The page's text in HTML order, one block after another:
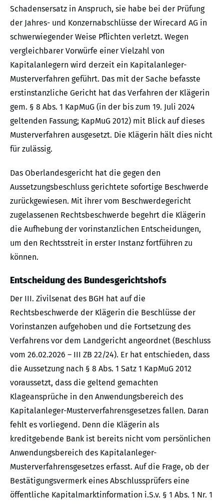
Schadensersatz in Anspruch, sie habe bei der Prüfung
der Jahres- und Konzernabschlüsse der Wirecard AG in
schwerwiegender Weise Pflichten verletzt. Wegen
vergleichbarer Vorwürfe einer Vielzahl von
Kapitalanlegern wird derzeit ein Kapitalanleger-
Musterverfahren geführt. Das mit der Sache befasste
erstinstanzliche Gericht hat das Verfahren der Klägerin
gem. § 8 Abs. 1 KapMuG (in der bis zum 19. Juli 2024
geltenden Fassung; KapMuG 2012) mit Blick auf dieses
Musterverfahren ausgesetzt. Die Klägerin hält dies nicht
für zulässig.
Das Oberlandesgericht hat die gegen den
Aussetzungsbeschluss gerichtete sofortige Beschwerde
zurückgewiesen. Mit ihrer vom Beschwerdegericht
zugelassenen Rechtsbeschwerde begehrt die Klägerin
die Aufhebung der vorinstanzlichen Entscheidungen,
um den Rechtsstreit in erster Instanz fortführen zu
können.
Entscheidung des Bundesgerichtshofs
Der III. Zivilsenat des BGH hat auf die
Rechtsbeschwerde der Klägerin die Beschlüsse der
Vorinstanzen aufgehoben und die Fortsetzung des
Verfahrens vor dem Landgericht angeordnet (Beschluss
vom 26.02.2026 – III ZB 22/24). Er hat entschieden, dass
die Aussetzung nach § 8 Abs. 1 Satz 1 KapMuG 2012
voraussetzt, dass die geltend gemachten
Klageansprüche in den Anwendungsbereich des
Kapitalanleger-Musterverfahrensgesetzes fallen. Daran
fehlt es vorliegend. Denn die Klägerin als
kreditgebende Bank ist bereits nicht vom persönlichen
Anwendungsbereich des Kapitalanleger-
Musterverfahrensgesetzes erfasst. Auf die Frage, ob der
Bestätigungsvermerk eines Abschlussprüfers eine
öffentliche Kapitalmarktinformation i.S.v. § 1 Abs. 1 Nr. 1